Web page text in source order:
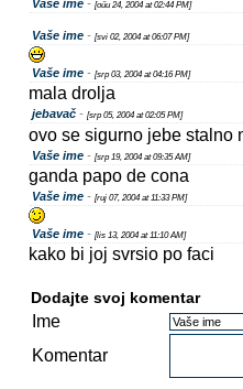
Vaše ime - [oűu 24, 2004 at 02:44 PM]
Vaše ime - [svi 02, 2004 at 06:07 PM]
Vaše ime - [srp 03, 2004 at 04:16 PM]
mala drolja
jebavač - [srp 05, 2004 at 02:05 PM]
ovo se sigurno jebe stalno
Vaše ime - [srp 19, 2004 at 09:35 AM]
ganda papo de cona
Vaše ime - [ruj 07, 2004 at 11:33 PM]
Vaše ime - [lis 13, 2004 at 11:10 AM]
kako bi joj svrsio po faci
Dodajte svoj komentar
Ime
Komentar